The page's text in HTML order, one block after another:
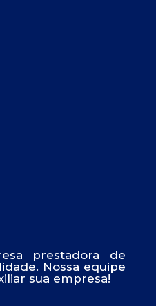
prestadora de
Nossa equipe
sua empresa!